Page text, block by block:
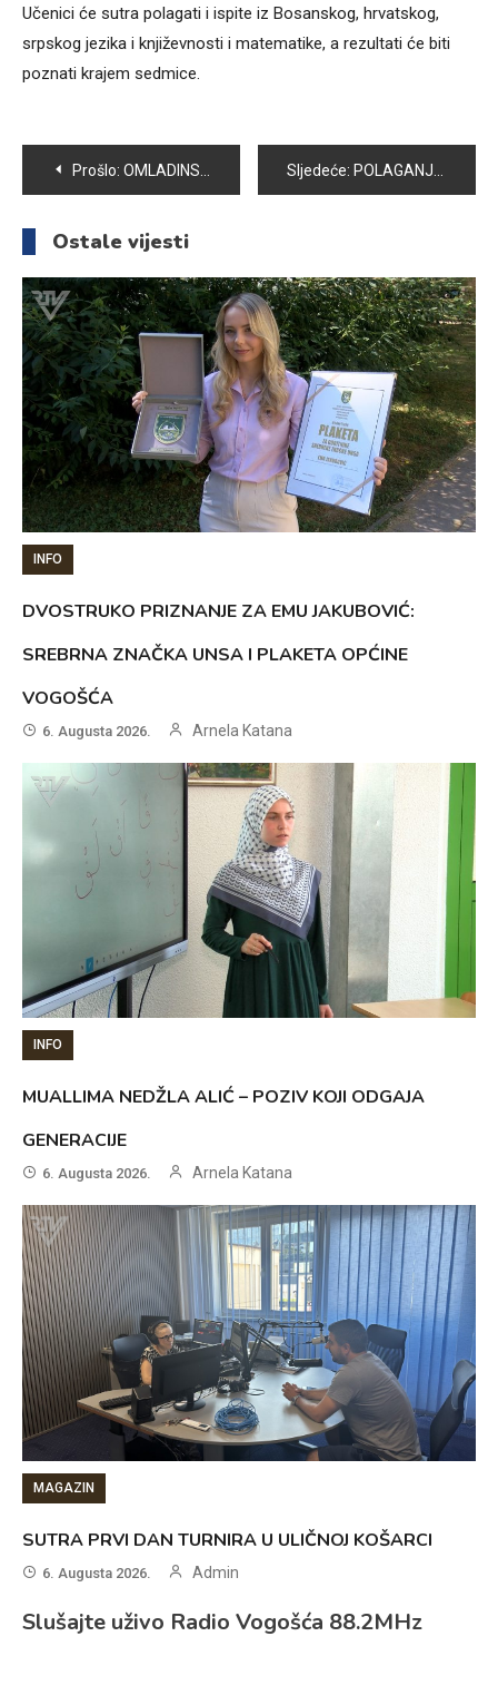
Učenici će sutra polagati i ispite iz Bosanskog, hrvatskog,
srpskog jezika i književnosti i matematike, a rezultati će biti
poznati krajem sedmice.
Navigacija
članaka
Prošlo: OMLADINSKO UDRUŽENJE “TEMPO” ORGANIZOVALO PODJELU RAMAZANSKIH PAKETA Sljedeće: POLAGANJU EKSTERNE MATURE PRISTUPILO JE 50 UČENIKA OŠ “ZAHID BARUČIJA”
Ostale vijesti
INFO
DVOSTRUKO PRIZNANJE ZA EMU JAKUBOVIĆ:
SREBRNA ZNAČKA UNSA I PLAKETA OPĆINE
VOGOŠĆA
6. Augusta 2026. Arnela Katana
INFO
MUALLIMA NEDŽLA ALIĆ – POZIV KOJI ODGAJA
GENERACIJE
6. Augusta 2026. Arnela Katana
MAGAZIN
SUTRA PRVI DAN TURNIRA U ULIČNOJ KOŠARCI
6. Augusta 2026. Admin
Slušajte uživo Radio Vogošća 88.2MHz